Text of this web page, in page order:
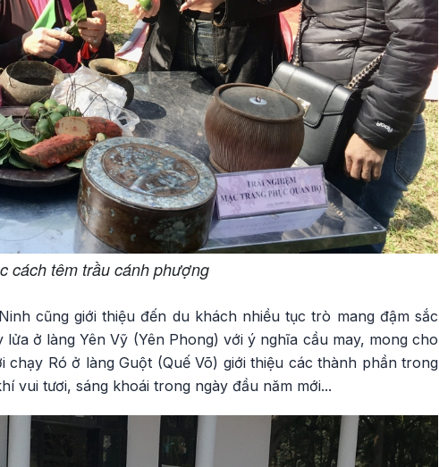
cách têm trầu cánh phượng
cũng giới thiệu đến du khách nhiều tục trò mang đậm sắc
ở làng Yên Vỹ (Yên Phong) với ý nghĩa cầu may, mong cho
Ró ở làng Guột (Quế Võ) giới thiệu các thành phần trong
vui tươi, sáng khoái trong ngày đầu năm mới...